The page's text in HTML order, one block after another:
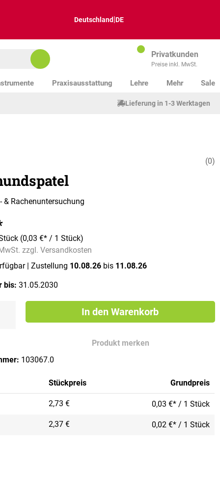
Deutschland|DE
Privatkunden
Preise inkl. MwSt.
Praxisausstattung Lehre Mehr Sale
Lieferung in 1-3 Werktagen
(0)
& Rachenuntersuchung
(0,03 €* / 1 Stück)
zzgl. Versandkosten
| Zustellung 10.08.26 bis 11.08.26
bis: 31.05.2030
In den Warenkorb
Produkt merken
103067.0
Stückpreis Grundpreis
2,73 € 0,03 €* / 1 Stück
2,37 € 0,02 €* / 1 Stück